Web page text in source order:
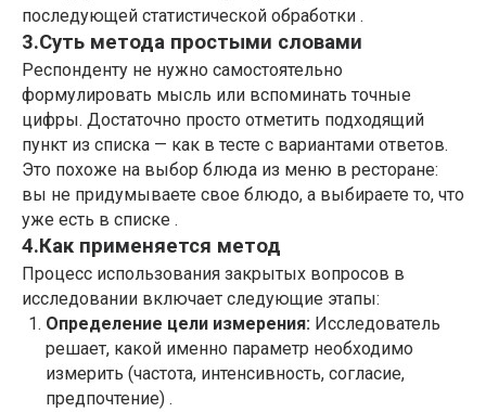
последующей статистической обработки .
3.Суть метода простыми словами
Респонденту не нужно самостоятельно
формулировать мысль или вспоминать точные
цифры. Достаточно просто отметить подходящий
пункт из списка — как в тесте с вариантами ответов.
Это похоже на выбор блюда из меню в ресторане:
вы не придумываете свое блюдо, а выбираете то, что
уже есть в списке .
4.Как применяется метод
Процесс использования закрытых вопросов в
исследовании включает следующие этапы:
Определение цели измерения: Исследователь
решает, какой именно параметр необходимо
измерить (частота, интенсивность, согласие,
предпочтение) .